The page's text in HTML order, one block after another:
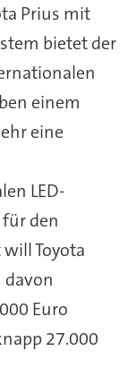
Prius mit
bietet der
einem
eine
LED-
den
Toyota
davon
Euro
27.000